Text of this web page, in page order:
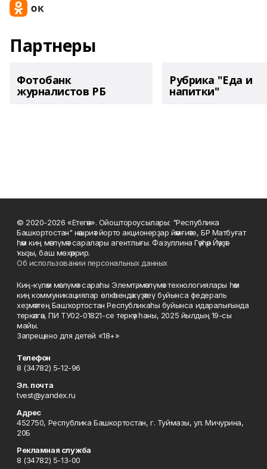
Партнеры
Фотобанк
журналистов РБ
Рубрика "Еда и
напитки"
© 2020-2026 «Етегән». Ойоштороусылары: "Республика
Башкортостан" нәшриәт йорто акционерҙар йәмғиәте, БР Матбуғат
һәм киң мәғлүмәт саралары агентлығы. Фазуллина Гәүһәр Йәүҙәт
ҡыҙы, баш мөхәррир.
Об использовании персональных данных
Киң-күләм мәғлүмәт сараһы Элемтә, мәғлүмәт технологиялары һәм
киң коммуникациялар өлкәһендә күҙәтеү буйынса федераль
хеҙмәттең Башҡортостан Республикаһы буйынса идаралығында
теркәлгән, ПИ ТУ02-01821-се теркәү һаны, 2025 йылдың 19-сы
майы.
Запрещено для детей «18+»
Телефон
8 (34782) 5-12-96
Эл. почта
tvest@yandex.ru
Адрес
452750, Республика Башкортостан, г. Туймазы, ул. Мичурина,
20Б
Рекламная служба
8 (34782) 5-13-00